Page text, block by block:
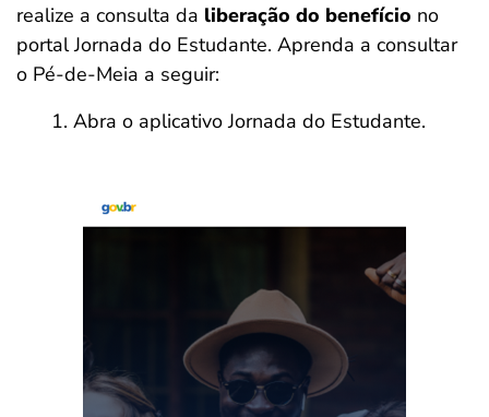
realize a consulta da liberação do benefício no
portal Jornada do Estudante. Aprenda a consultar
o Pé-de-Meia a seguir:
Abra o aplicativo Jornada do Estudante.